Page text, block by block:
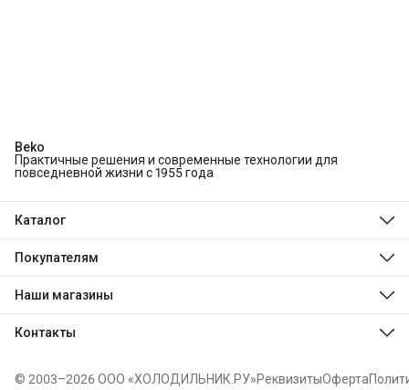
Beko
Практичные решения и современные технологии для
повседневной жизни с 1955 года
Каталог
Стиральные и сушильные машины
Варочные панели
Покупателям
Технологии Beko
Оплата
Наши магазины
Indesit
Контакты
Режим работы
© 2003–2026 ООО «ХОЛОДИЛЬНИК.РУ»РеквизитыОферта